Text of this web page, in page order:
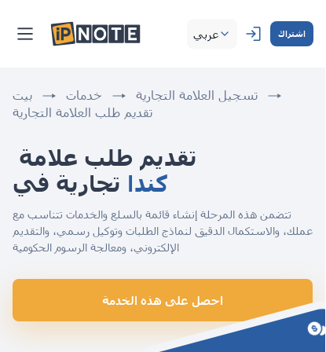
عربي اشتراك
بيت خدمات
تسجيل العلامة التجارية
تقديم طلب العلامة التجارية
تقديم طلب علامة
كندا
تتضمن هذه المرحلة إنشاء قائمة بالسلع والخدمات تتناسب مع
عملك، والاستكمال الدقيق لنماذج الطلبات وتوكيل رسمي، والتقديم
الإلكتروني، ومعالجة الرسوم الحكومية
احصل على هذه الخدمة